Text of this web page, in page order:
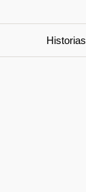
Historias